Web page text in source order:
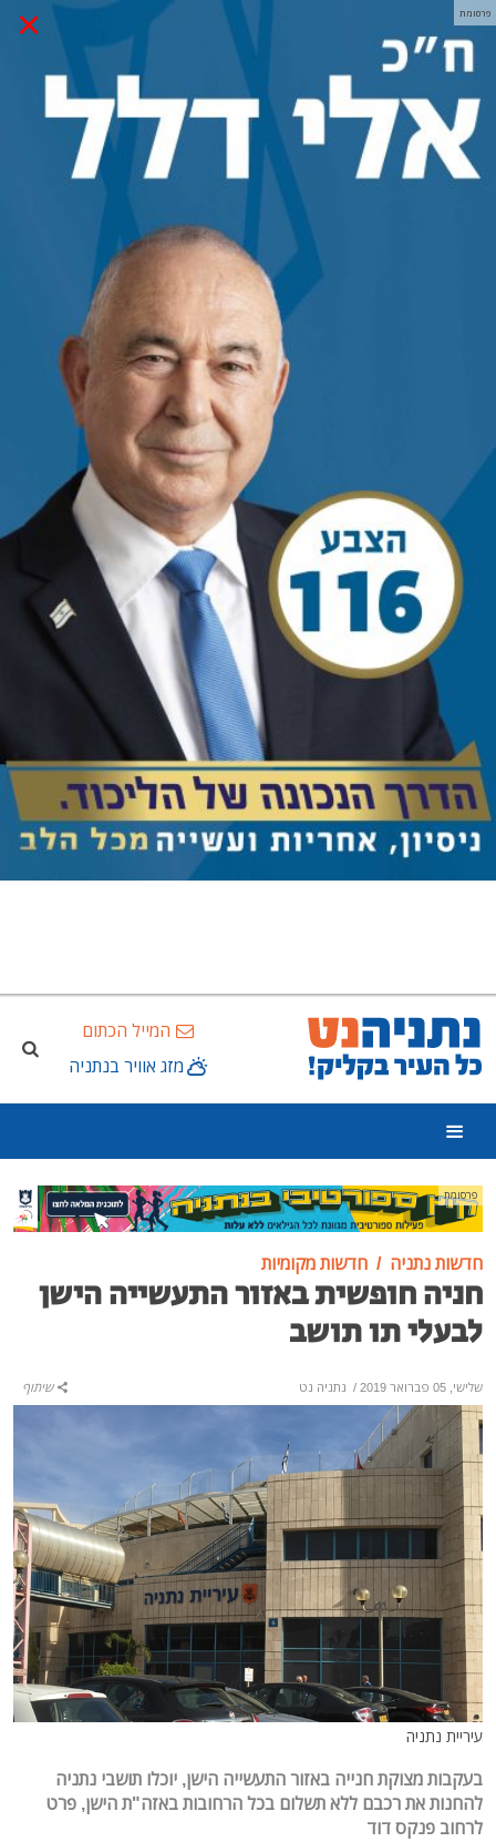
× פרסומת
המייל הכתום
מזג אוויר בנתניה
פרסומת
חדשות נתניה חדשות מקומיות
חניה חופשית באזור התעשייה הישן
לבעלי תו תושב
שלישי, 05 פברואר 2019 / נתניה נט שיתוף
עיריית נתניה
בעקבות מצוקת חנייה באזור התעשייה הישן, יוכלו תושבי נתניה
להחנות את רכבם ללא תשלום בכל הרחובות באזה"ת הישן, פרט
לרחוב פנקס דוד